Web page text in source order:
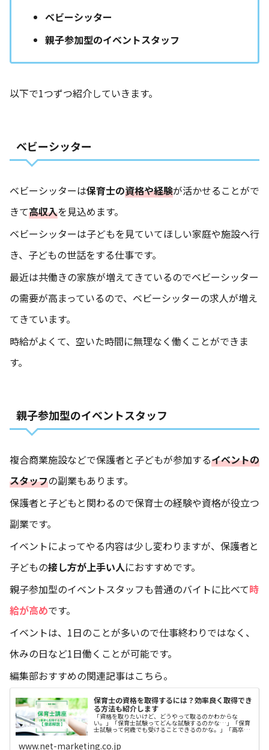
ベビーシッター
親子参加型のイベントスタッフ
以下で1つずつ紹介していきます。
ベビーシッター
ベビーシッターは保育士の資格や経験が活かせることがで
きて高収入を見込めます。
ベビーシッターは子どもを見ていてほしい家庭や施設へ行
き、子どもの世話をする仕事です。
最近は共働きの家族が増えてきているのでベビーシッター
の需要が高まっているので、ベビーシッターの求人が増え
てきています。
時給がよくて、空いた時間に無理なく働くことができま
す。
親子参加型のイベントスタッフ
複合商業施設などで保護者と子どもが参加するイベントの
スタッフの副業もあります。
保護者と子どもと関わるので保育士の経験や資格が役立つ
副業です。
イベントによってやる内容は少し変わりますが、保護者と
子どもの接し方が上手い人におすすめです。
親子参加型のイベントスタッフも普通のバイトに比べて時
給が高めです。
イベントは、1日のことが多いので仕事終わりではなく、
休みの日など1日働くことが可能です。
編集部おすすめの関連記事はこちら。
保育士の資格を取得するには？効率良く取得でき
る方法も紹介します
「資格を取りたいけど、どうやって取るのかわからな
い。」「保育士試験ってどんな試験するのかな…」「保育
士試験って何歳でも受けることできるのかな。」「高卒の
士資格の免許取得を考えている方の疑問
www.net-marketing.co.jp